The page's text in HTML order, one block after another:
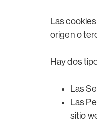
Las
origen o
Hay dos
Las
Las
sitio